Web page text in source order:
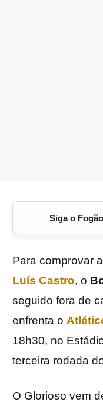
Siga o
Para comprovar
Luís Castro, o
seguido fora de
enfrenta o
18h30, no
terceira rodada
O Glorioso vem